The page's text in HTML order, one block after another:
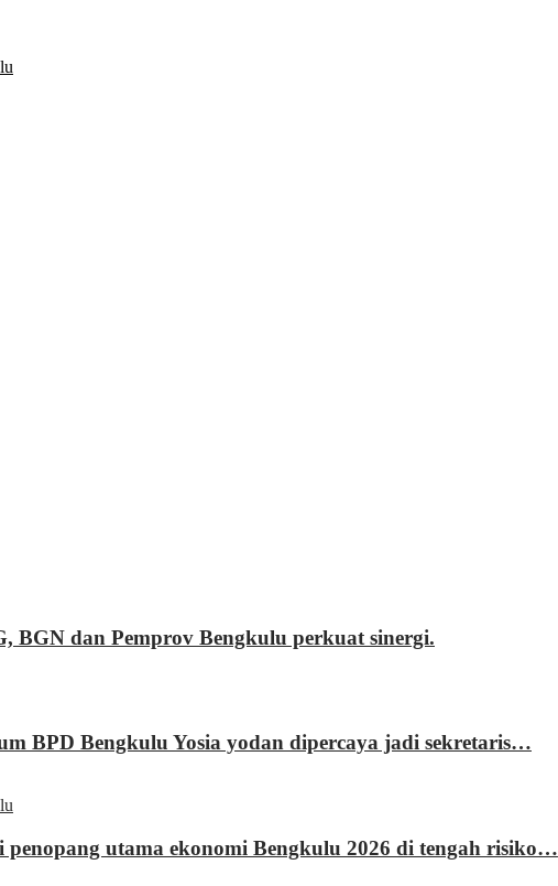
BGN dan Pemprov Bengkulu perkuat sinergi.
BPD Bengkulu Yosia yodan dipercaya jadi sekretaris…
penopang utama ekonomi Bengkulu 2026 di tengah risiko…